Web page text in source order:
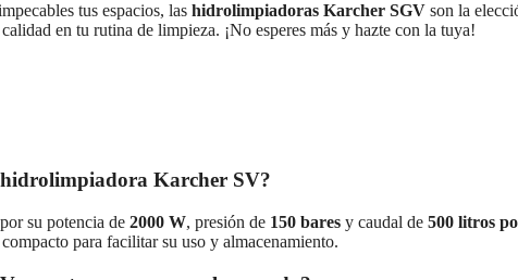
tus espacios, las hidrolimpiadoras Karcher SGV son la
en tu rutina de limpieza. ¡No esperes más y hazte con la tuya!
hidrolimpiadora Karcher SV?
su potencia de 2000 W, presión de 150 bares y caudal de 500 litros
para facilitar su uso y almacenamiento.